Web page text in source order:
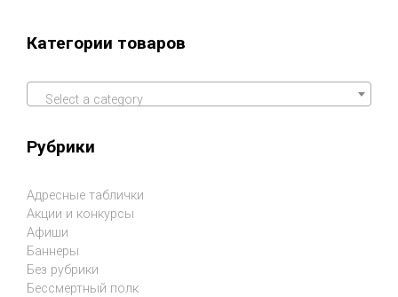
Категории товаров
Select a category
Рубрики
Адресные таблички
Акции и конкурсы
Афиши
Баннеры
Без рубрики
Бессмертный полк